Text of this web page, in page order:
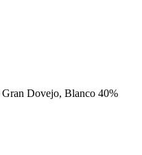
Gran Dovejo, Blanco 40%